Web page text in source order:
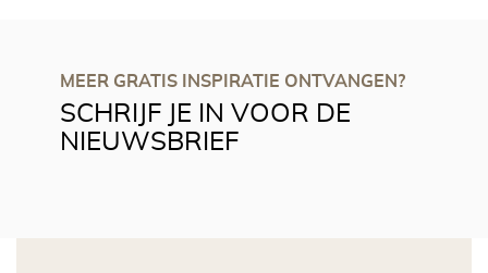
MEER GRATIS INSPIRATIE ONTVANGEN?
SCHRIJF JE IN VOOR DE
NIEUWSBRIEF